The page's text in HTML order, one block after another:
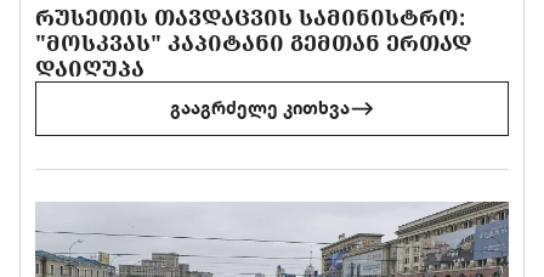
ᲠᲣᲡᲔᲗᲘᲡ ᲗᲐᲕᲓᲐᲪᲕᲘᲡ ᲡᲐᲛᲘᲜᲘᲡᲢᲠᲝ:
"ᲛᲝᲡᲙᲕᲐᲡ" ᲙᲐᲞᲘᲢᲐᲜᲘ ᲒᲔᲛᲗᲐᲜ ᲔᲠᲗᲐᲓ
ᲓᲐᲘᲦᲣᲞᲐ
გააგრძელე კითხვა